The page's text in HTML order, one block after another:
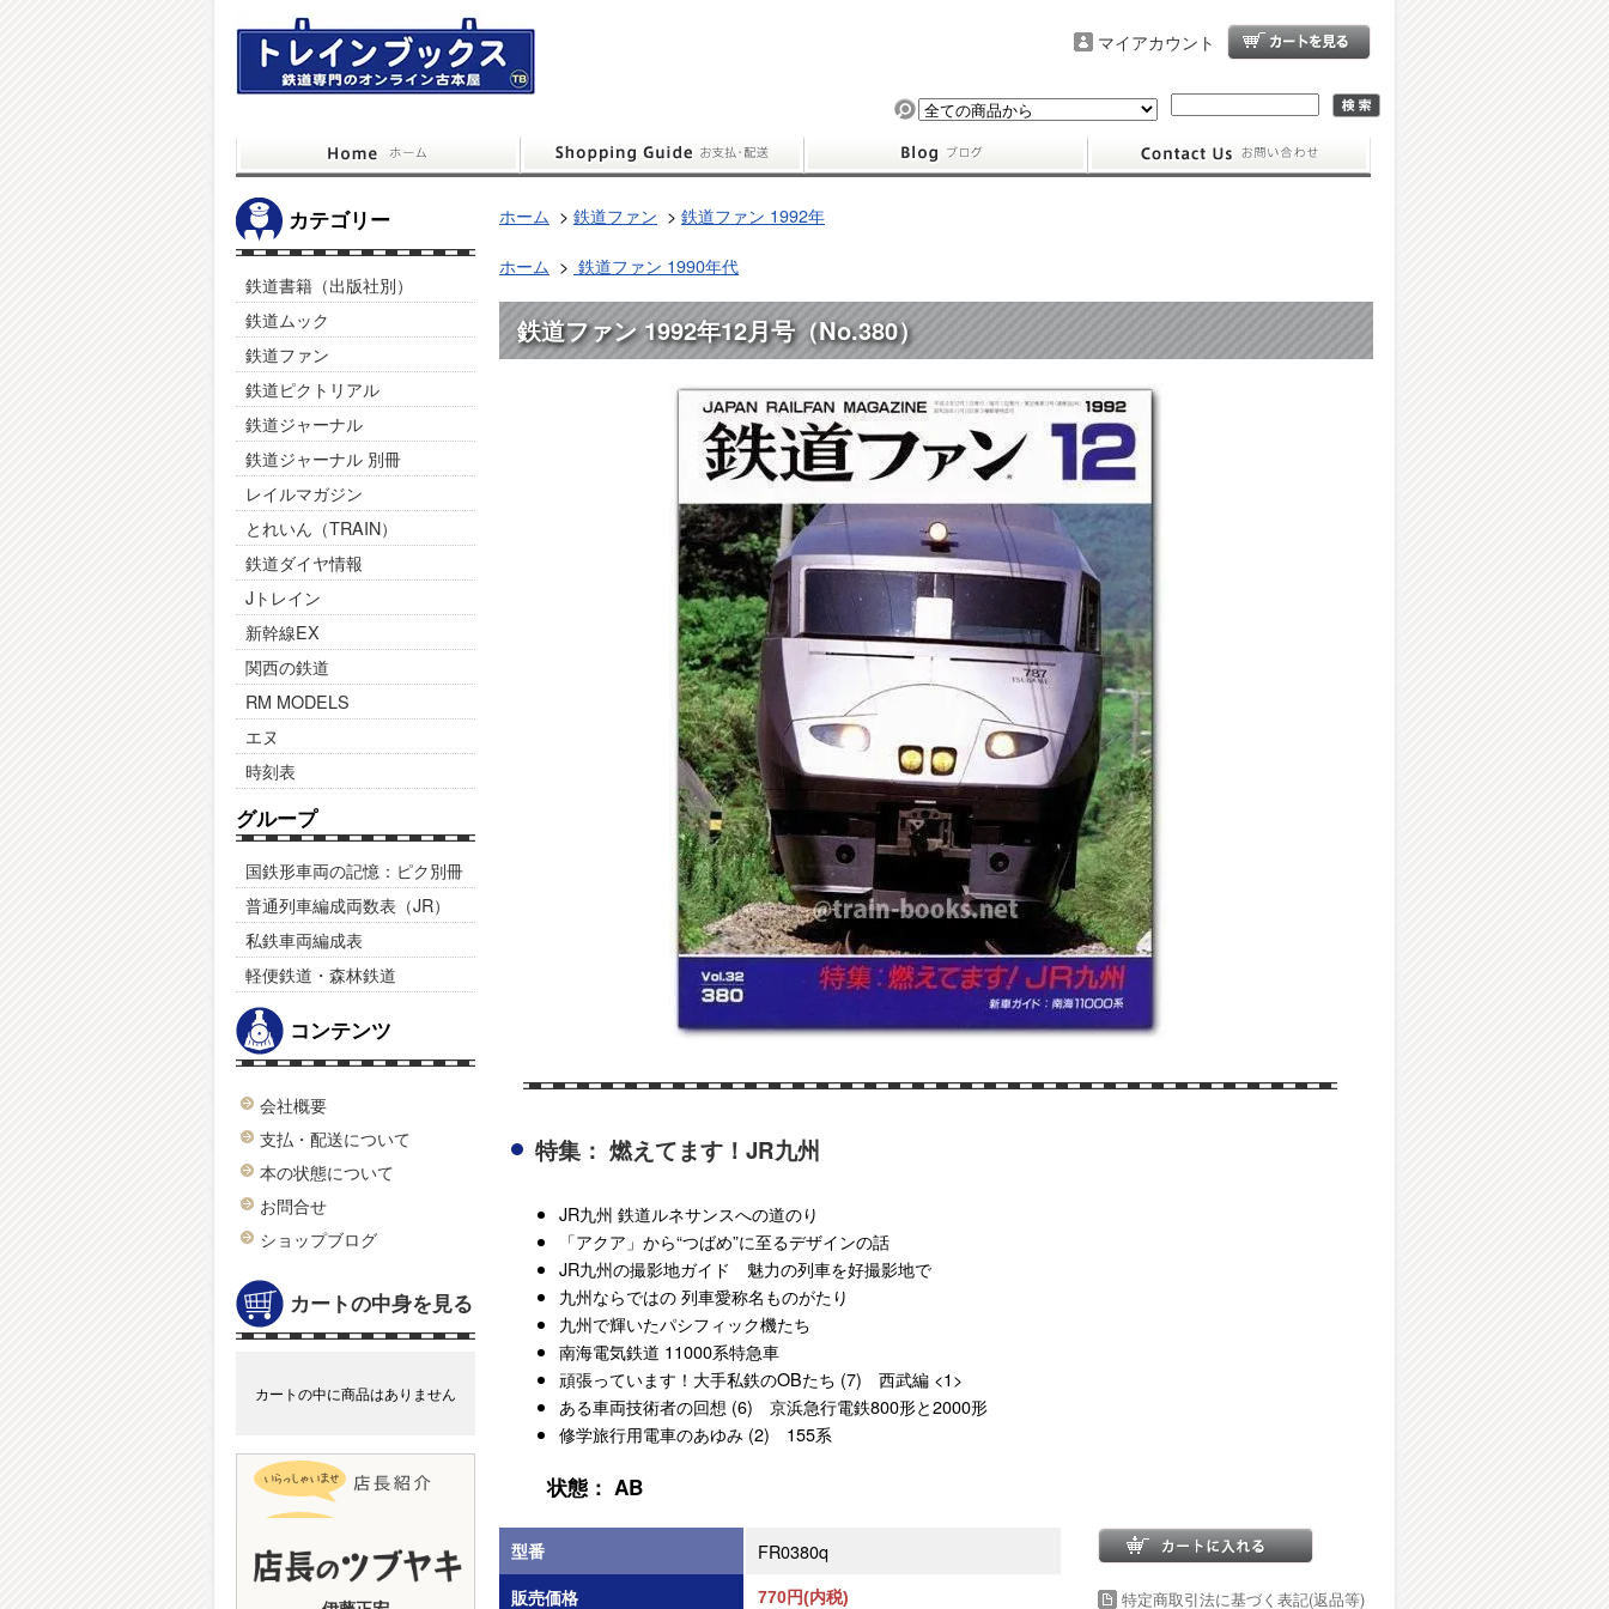
マイアカウント
カテゴリー
鉄道書籍（出版社別）
鉄道ムック
鉄道ファン
鉄道ピクトリアル
鉄道ジャーナル
鉄道ジャーナル 別冊
レイルマガジン
とれいん（TRAIN）
鉄道ダイヤ情報
Jトレイン
新幹線EX
関西の鉄道
RM MODELS
エヌ
時刻表
グループ
国鉄形車両の記憶：ピク別冊
普通列車編成両数表（JR）
私鉄車両編成表
軽便鉄道・森林鉄道
コンテンツ
会社概要
支払・配送について
本の状態について
お問合せ
ショップブログ
カートの中身を見る
カートの中に商品はありません
ホーム > 鉄道ファン > 鉄道ファン 1992年
ホーム > 鉄道ファン 1990年代
鉄道ファン 1992年12月号（No.380）
特集： 燃えてます！JR九州
JR九州 鉄道ルネサンスへの道のり
「アクア」から“つばめ”に至るデザインの話
JR九州の撮影地ガイド 魅力の列車を好撮影地で
九州ならではの 列車愛称名ものがたり
九州で輝いたパシフィック機たち
南海電気鉄道 11000系特急車
頑張っています！大手私鉄のOBたち (7) 西武編 <1>
ある車両技術者の回想 (6) 京浜急行電鉄800形と2000形
修学旅行用電車のあゆみ (2) 155系
状態： AB
型番 FR0380q
販売価格 770円(内税) 特定商取引法に基づく表記(返品等)